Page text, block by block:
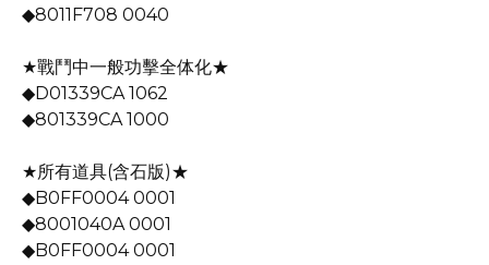
◆8011F708 0040
★戰鬥中一般功擊全体化★
◆D01339CA 1062
◆801339CA 1000
★所有道具(含石版)★
◆B0FF0004 0001
◆8001040A 0001
◆B0FF0004 0001